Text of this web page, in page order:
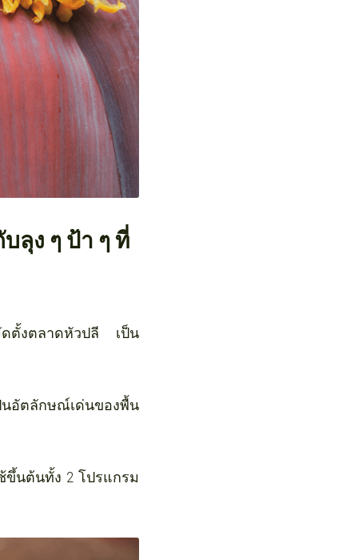
ลุง ๆ ป้า ๆ ที่
ดตั้งตลาดหัวปลี เป็น
นอัตลักษณ์เด่นของพื้น
ขึ้นต้นทั้ง 2 โปรแกรม